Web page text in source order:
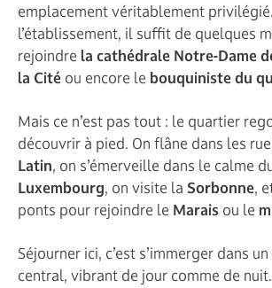
emplacement véritablement
l’établissement, il suffit de quelques
rejoindre la cathédrale Notre-Dame
la Cité ou encore le bouquiniste du
Mais ce n’est pas tout : le quartier
découvrir à pied. On flâne dans les
Latin, on s’émerveille dans le calme
Luxembourg, on visite la Sorbonne,
ponts pour rejoindre le Marais ou le
Séjourner ici, c’est s’immerger dans
central, vibrant de jour comme de nuit.